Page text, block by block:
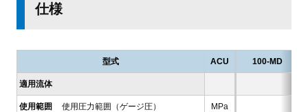
仕様
型式 ACU 100-MD
適用流体
使用範囲 使用圧力範囲（ゲージ圧） MPa